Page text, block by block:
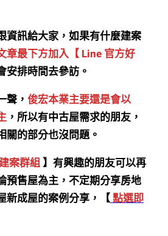
資訊給大家，如果有什麼建案
章最下方加入【 Line 官方好
安排時間去參訪。
聲， 俊宏本業主要還是會以
，所以有中古屋需求的朋友，
關的部分也沒問題。
案群組】有興趣的朋友可以再
預售屋為主，不定期分享房地
新成屋的案例分享，【點選即